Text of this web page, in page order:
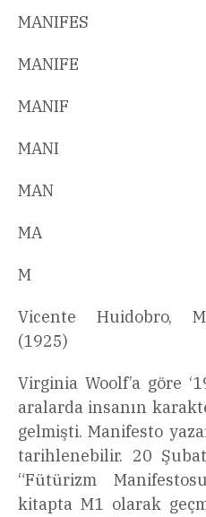
MANIFES
MANIFE
MANIF
MANI
MAN
MA
M
Vicente Huidobro,
(1925)
Virginia Woolf’a göre
aralarda insanın
gelmişti. Manifesto
tarihlenebilir. 20
“Fütürizm
kitapta M1 olarak